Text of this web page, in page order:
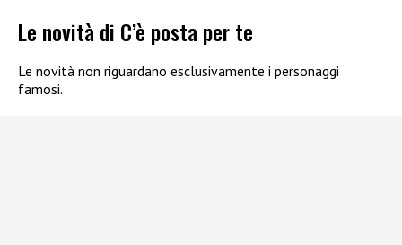
Le novità di C’è posta per te
Le novità non riguardano esclusivamente i personaggi
famosi.